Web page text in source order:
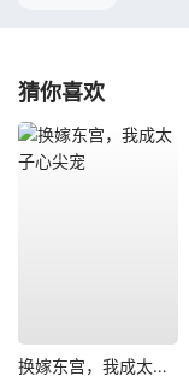
猜你喜欢
换嫁东宫，我成太子心尖宠